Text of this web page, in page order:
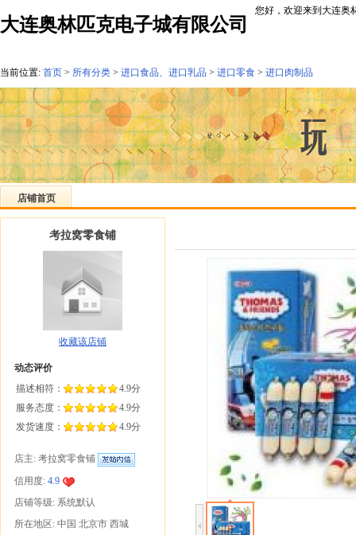
大连奥林匹克电子城有限公司
您好，欢迎来到大连奥
当前位置: 首页 > 所有分类 > 进口食品、进口乳品 > 进口零食 > 进口肉制品
店铺首页